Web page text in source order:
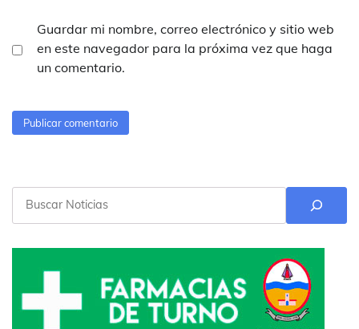
Guardar mi nombre, correo electrónico y sitio web
en este navegador para la próxima vez que haga
un comentario.